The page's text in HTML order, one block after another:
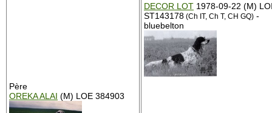
Père
OREKA ALAI (M) LOE 384903
DECOR LOT 1978-09-22 (M)
ST143178 (Ch IT, Ch T, CH GQ) -
bluebelton